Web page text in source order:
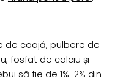
de coajă, pulbere de
fosfat de calciu și
să fie de 1%-2% din